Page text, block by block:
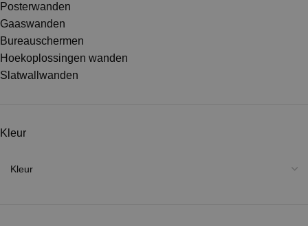
Posterwanden
Gaaswanden
Bureauschermen
Hoekoplossingen wanden
Slatwallwanden
Kleur